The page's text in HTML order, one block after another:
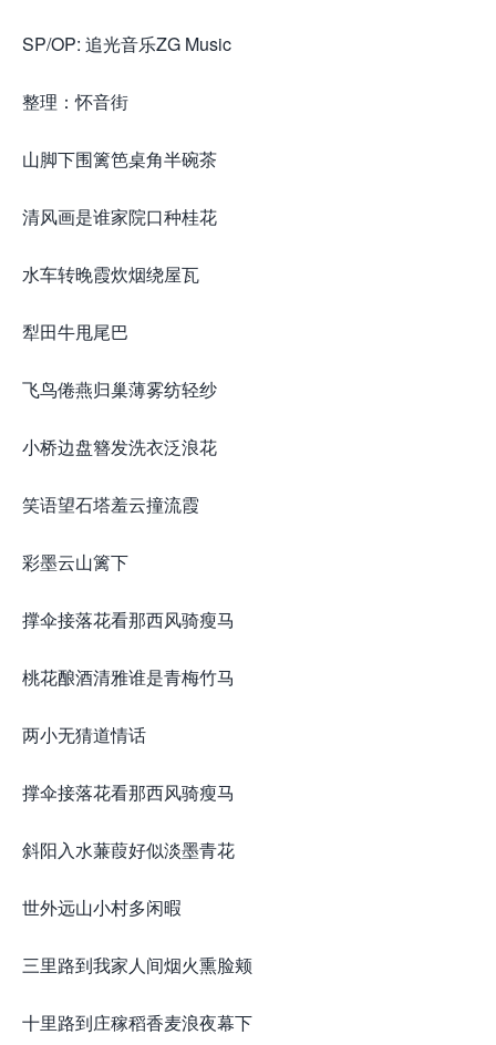
SP/OP: 追光音乐ZG Music
整理：怀音街
山脚下围篱笆桌角半碗茶
清风画是谁家院口种桂花
水车转晚霞炊烟绕屋瓦
犁田牛甩尾巴
飞鸟倦燕归巢薄雾纺轻纱
小桥边盘簪发洗衣泛浪花
笑语望石塔羞云撞流霞
彩墨云山篱下
撑伞接落花看那西风骑瘦马
桃花酿酒清雅谁是青梅竹马
两小无猜道情话
撑伞接落花看那西风骑瘦马
斜阳入水蒹葭好似淡墨青花
世外远山小村多闲暇
三里路到我家人间烟火熏脸颊
十里路到庄稼稻香麦浪夜幕下